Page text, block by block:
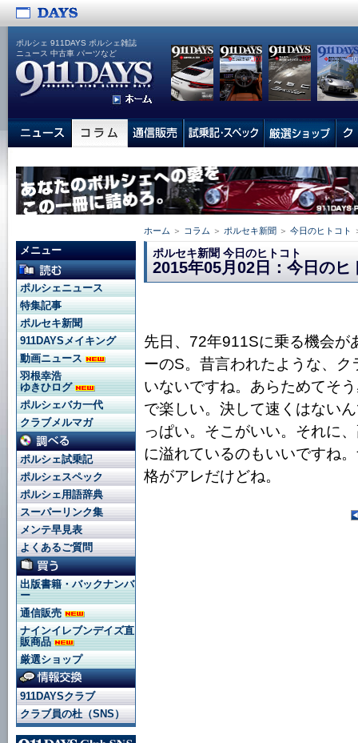
ポルシェ 911DAYS ポルシェ雑誌
ニュース 中古車 パーツなど
ホーム ＞ コラム ＞ ポルセキ新聞 ＞ 今日のヒトコト
ポルセキ新聞 今日のヒトコト
2015年05月02日：今日のヒ
先日、72年911Sに乗る機会が
ーのS。昔言われたような、
いないですね。あらためてそ
で楽しい。決して速くはない
っぱい。そこがいい。それに
に溢れているのもいいですね
格がアレだけどね。
メニュー
ポルシェニュース
特集記事
ポルセキ新聞
911DAYSメイキング
動画ニュース
羽根幸浩
ゆきひログ
ポルシェバカ一代
クラブメルマガ
ポルシェ試乗記
ポルシェスペック
ポルシェ用語辞典
スーパーリンク集
メンテ早見表
よくあるご質問
出版書籍・バックナンバ
ー
通信販売
ナインイレブンデイズ直
販商品
厳選ショップ
911DAYSクラブ
クラブ員の杜（SNS）